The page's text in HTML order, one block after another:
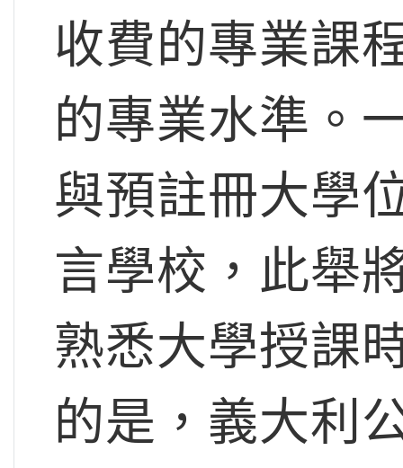
收費的專業課
的專業水準。
與預註冊大學
言學校，此舉
熟悉大學授課
的是，義大利